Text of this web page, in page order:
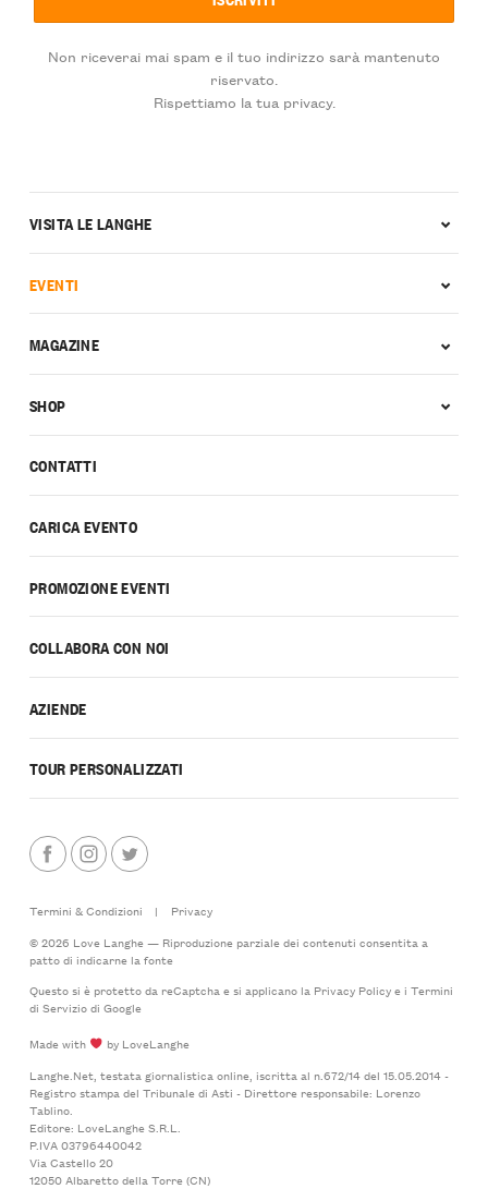
Non riceverai mai spam e il tuo indirizzo sarà mantenuto
riservato.
Rispettiamo la tua privacy.
CONTATTI
CARICA EVENTO
PROMOZIONE EVENTI
COLLABORA CON NOI
AZIENDE
TOUR PERSONALIZZATI
VISITA LE LANGHE
EVENTI
MAGAZINE
SHOP
Termini & Condizioni |
Privacy
© 2026 Love Langhe — Riproduzione parziale dei contenuti consentita a
patto di indicarne la fonte
Questo si è protetto da reCaptcha e si applicano la Privacy Policye i Termini
di Serviziodi Google
Made with
by LoveLanghe
Langhe.Net, testata giornalistica online, iscritta al n.672/14 del 15.05.2014 -
Registro stampa del Tribunale di Asti - Direttore responsabile: Lorenzo
Tablino.
Editore: LoveLanghe S.R.L.
P.IVA 03796440042
Via Castello 20
12050 Albaretto della Torre (CN)